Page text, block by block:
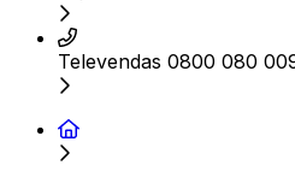
Televendas 0800 080